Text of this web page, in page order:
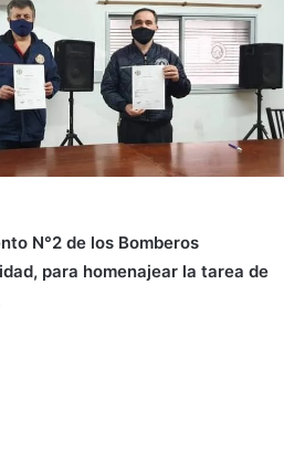
N°2 de los Bomberos
para homenajear la tarea de